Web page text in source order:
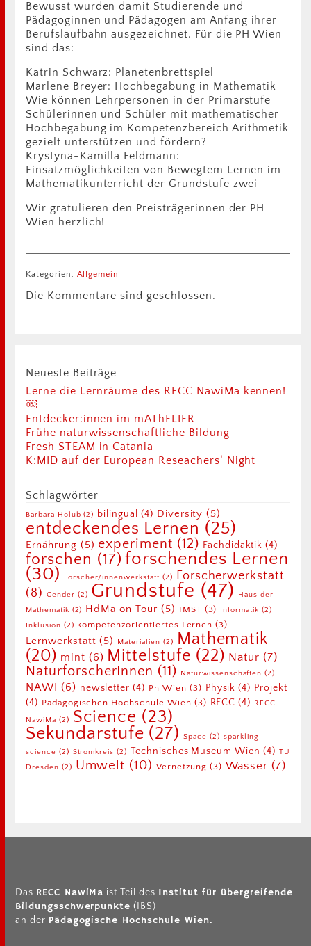
Bewusst wurden damit Studierende und
Pädagoginnen und Pädagogen am Anfang ihrer
Berufslaufbahn ausgezeichnet. Für die PH Wien
sind das:
Katrin Schwarz: Planetenbrettspiel
Marlene Breyer: Hochbegabung in Mathematik
Wie können Lehrpersonen in der Primarstufe
Schülerinnen und Schüler mit mathematischer
Hochbegabung im Kompetenzbereich Arithmetik
gezielt unterstützen und fördern?
Krystyna-Kamilla Feldmann:
Einsatzmöglichkeiten von Bewegtem Lernen im
Mathematikunterricht der Grundstufe zwei
Wir gratulieren den Preisträgerinnen der PH
Wien herzlich!
Kategorien: Allgemein
Die Kommentare sind geschlossen.
Neueste Beiträge
Lerne die Lernräume des RECC NawiMa kennen!
￼
Entdecker:innen im mAThELIER
Frühe naturwissenschaftliche Bildung
Fresh STEAM in Catania
K:MID auf der European Reseachers‘ Night
Schlagwörter
Barbara Holub (2) bilingual (4) Diversity (5)
entdeckendes Lernen (25)
Ernährung (5) experiment (12) Fachdidaktik (4)
forschen (17) forschendes Lernen
(30) Forscher/innenwerkstatt(2) Forscherwerkstatt
(8) Gender (2) Grundstufe (47)
Haus der
Mathematik (2) HdMa on Tour (5) IMST (3) Informatik (2)
Inklusion (2) kompetenzorientiertes Lernen (3)
Lernwerkstatt (5) Materialien (2)
Mathematik
(20) mint (6) Mittelstufe (22) Natur (7)
NaturforscherInnen (11) Naturwissenschaften (2)
NAWI (6) newsletter (4) Ph Wien (3) Physik (4) Projekt
(4) Pädagogischen Hochschule Wien (3) RECC (4) RECC
NawiMa (2) Science (23)
Sekundarstufe (27) Space (2) sparkling
science (2) Stromkreis (2) Technisches Museum Wien (4) TU
Dresden (2) Umwelt (10) Vernetzung (3) Wasser (7)
Das RECC NawiMa ist Teil des Institut für übergreifende
Bildungsschwerpunkte (IBS)
an der Pädagogische Hochschule Wien.